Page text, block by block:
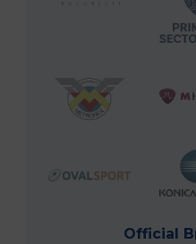
Official